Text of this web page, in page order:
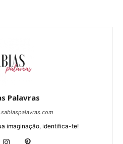
Palavras
imaginação, identifica-te!